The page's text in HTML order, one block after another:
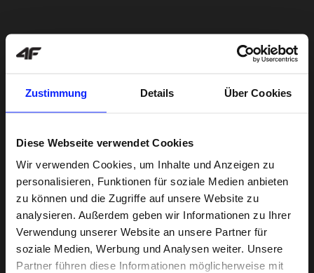
Zustimmung Details Über Cookies
Diese Webseite verwendet Cookies
Wir verwenden Cookies, um Inhalte und Anzeigen zu
personalisieren, Funktionen für soziale Medien anbieten
zu können und die Zugriffe auf unsere Website zu
analysieren. Außerdem geben wir Informationen zu Ihrer
Verwendung unserer Website an unsere Partner für
soziale Medien, Werbung und Analysen weiter. Unsere
Partner führen diese Informationen möglicherweise mit